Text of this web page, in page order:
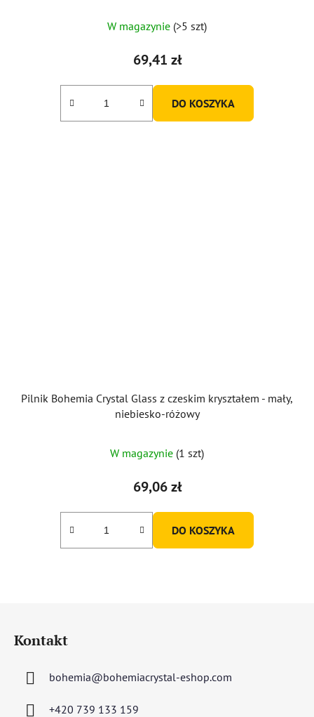
ocena
produktu
5,0
W magazynie (>5 szt)
69,41 zł
DO KOSZYKA
Pilnik Bohemia Crystal Glass z czeskim kryształem - mały,
niebiesko-różowy
W magazynie (1 szt)
69,06 zł
DO KOSZYKA
Kontakt
bohemia@bohemiacrystal-eshop.com
+420 739 133 159